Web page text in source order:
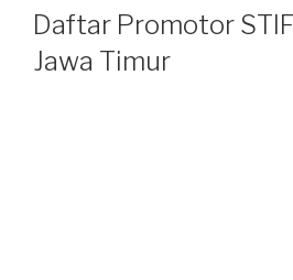
Daftar Promotor
Jawa Timur